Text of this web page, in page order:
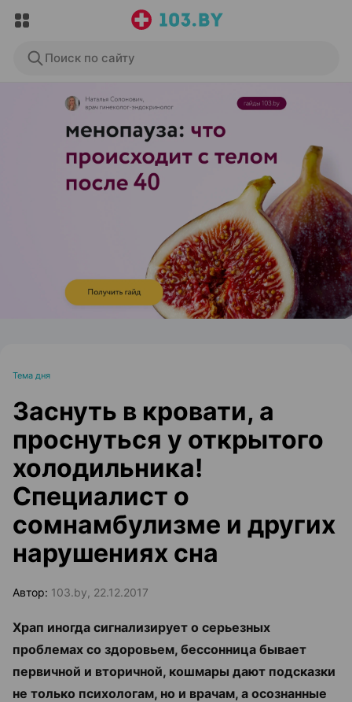
Поиск по сайту
ЭФФЕКТИВНАЯ РЕКЛАМА НА САЙТЕ
Тема дня
Заснуть в кровати, а
проснуться у открытого
холодильника!
Специалист о
сомнамбулизме и других
нарушениях сна
Автор: 103.by, 22.12.2017
Храп иногда сигнализирует о серьезных
проблемах со здоровьем, бессонница бывает
первичной и вторичной, кошмары дают подсказки
не только психологам, но и врачам, а осознанные